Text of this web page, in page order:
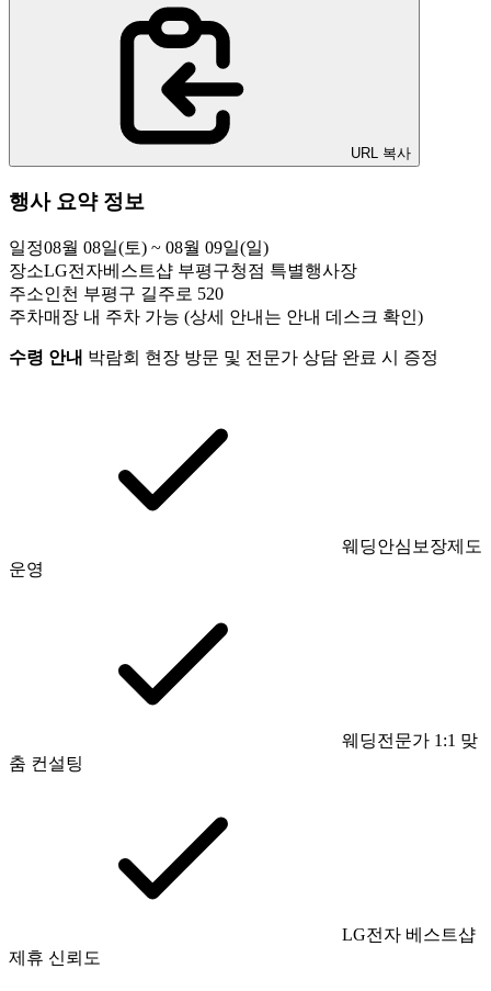
URL 복사
행사 요약 정보
일정08월 08일(토) ~ 08월 09일(일)
장소LG전자베스트샵 부평구청점 특별행사장
주소인천 부평구 길주로 520
주차매장 내 주차 가능 (상세 안내는 안내 데스크 확인)
수령 안내 박람회 현장 방문 및 전문가 상담 완료 시 증정
웨딩안심보장제도
운영
웨딩전문가 1:1 맞
춤 컨설팅
LG전자 베스트샵
제휴 신뢰도